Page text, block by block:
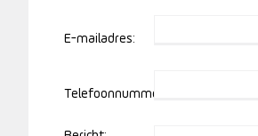
E-mailadres:
Telefoonnummer: